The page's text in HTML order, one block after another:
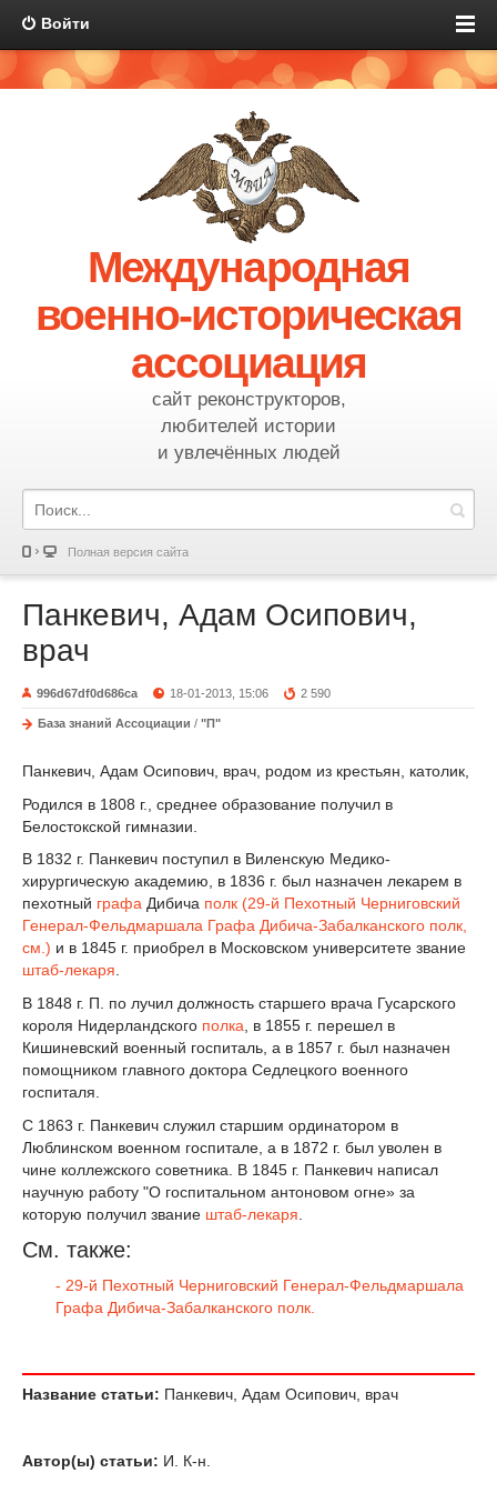
Войти
Международная
военно-историческая
ассоциация
сайт реконструкторов,
любителей истории
и увлечённых людей
Полная версия сайта
Панкевич, Адам Осипович,
врач
996d67df0d686ca 18-01-2013, 15:06 2 590
База знаний Ассоциации / "П"
Панкевич, Адам Осипович, врач, родом из крестьян, католик,
Родился в 1808 г., среднее образование получил в
Белостокской гимназии.
В 1832 г. Панкевич поступил в Виленскую Медико-
хирургическую академию, в 1836 г. был назначен лекарем в
пехотный графа Дибича полк (29-й Пехотный Черниговский
Генерал-Фельдмаршала Графа Дибича-Забалканского полк,
см.) и в 1845 г. приобрел в Московском университете звание
штаб-лекаря.
В 1848 г. П. по лучил должность старшего врача Гусарского
короля Нидерландского полка , в 1855 г. перешел в
Кишиневский военный госпиталь, а в 1857 г. был назначен
помощником главного доктора Седлецкого военного
госпиталя.
С 1863 г. Панкевич служил старшим ординатором в
Люблинском военном госпитале, а в 1872 г. был уволен в
чине коллежского советника. В 1845 г. Панкевич написал
научную работу "О госпитальном антоновом огне» за
которую получил звание штаб-лекаря
См. также:
- 29-й Пехотный Черниговский Генерал-Фельдмаршала
Графа Дибича-Забалканского полк.
Название статьи: Панкевич, Адам Осипович, врач
Автор(ы) статьи: И. К-н.